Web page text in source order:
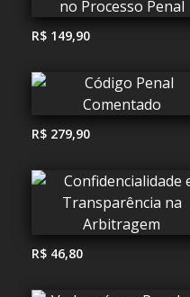
R$ 149,90
R$ 279,90
R$ 46,80